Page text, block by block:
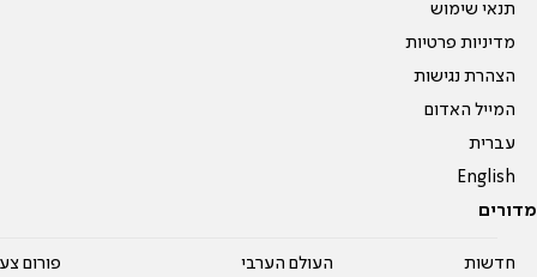
תנאי שימוש
מדיניות פרטיות
הצהרת נגישות
המייל האדום
עברית
English
מדורים
חדשות
העולם הערבי
פורום